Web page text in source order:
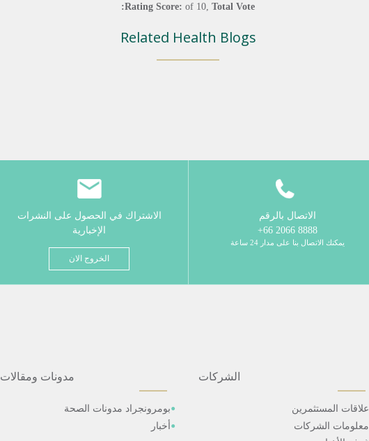
Rating Score: of 10 Total Vote:
Related Health Blogs
الاتصال بالرقم
8888 2066 66+
يمكنك الاتصال بنا على مدار 24 ساعة
الاشتراك في الحصول على النشرات
الإخبارية
الخروج الان
الشركات
علاقات المستثمرين
معلومات الشركات
مدونات ومقالات
بومرونجراد مدونات الصحة
أخبار